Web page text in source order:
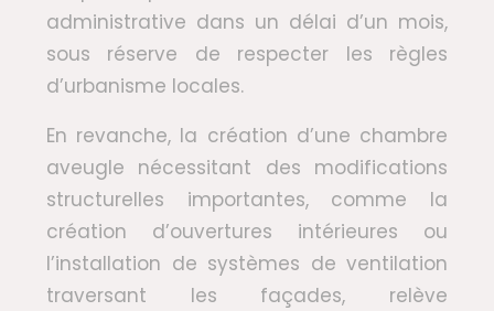
administrative dans un délai d’un mois,
sous réserve de respecter les règles
d’urbanisme locales.
En revanche, la création d’une chambre
aveugle nécessitant des modifications
structurelles importantes, comme la
création d’ouvertures intérieures ou
l’installation de systèmes de ventilation
traversant les façades, relève